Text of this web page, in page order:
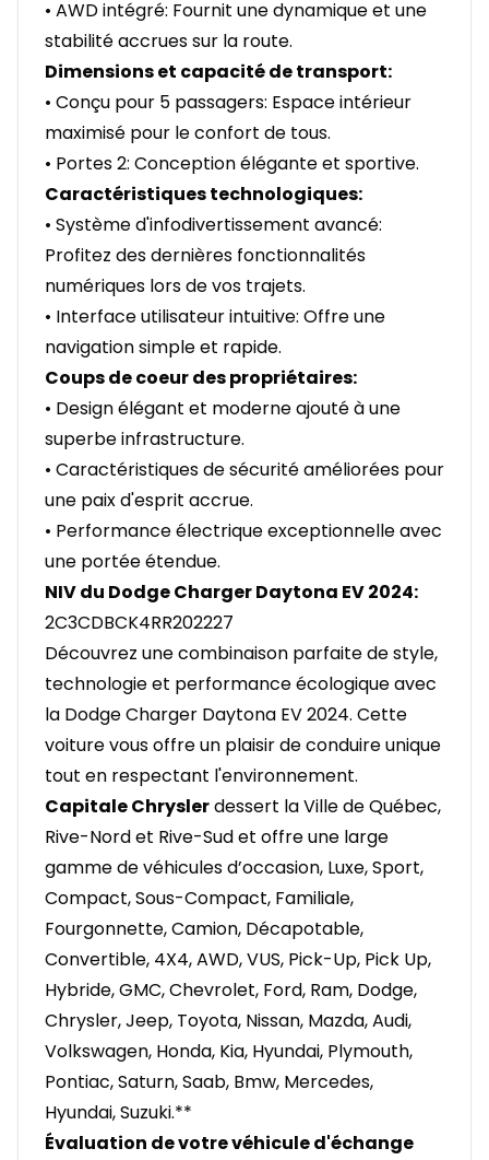
• AWD intégré: Fournit une dynamique et une
stabilité accrues sur la route.
Dimensions et capacité de transport:
• Conçu pour 5 passagers: Espace intérieur
maximisé pour le confort de tous.
• Portes 2: Conception élégante et sportive.
Caractéristiques technologiques:
• Système d'infodivertissement avancé:
Profitez des dernières fonctionnalités
numériques lors de vos trajets.
• Interface utilisateur intuitive: Offre une
navigation simple et rapide.
Coups de coeur des propriétaires:
• Design élégant et moderne ajouté à une
superbe infrastructure.
• Caractéristiques de sécurité améliorées pour
une paix d'esprit accrue.
• Performance électrique exceptionnelle avec
une portée étendue.
NIV du Dodge Charger Daytona EV 2024:
2C3CDBCK4RR202227
Découvrez une combinaison parfaite de style,
technologie et performance écologique avec
la Dodge Charger Daytona EV 2024. Cette
voiture vous offre un plaisir de conduire unique
tout en respectant l'environnement.
Capitale Chryslerdessert la Ville de Québec,
Rive-Nord et Rive-Sud et offre une large
gamme de véhicules d’occasion, Luxe, Sport,
Compact, Sous-Compact, Familiale,
Fourgonnette, Camion, Décapotable,
Convertible, 4X4, AWD, VUS, Pick-Up, Pick Up,
Hybride, GMC, Chevrolet, Ford, Ram, Dodge,
Chrysler, Jeep, Toyota, Nissan, Mazda, Audi,
Volkswagen, Honda, Kia, Hyundai, Plymouth,
Pontiac, Saturn, Saab, Bmw, Mercedes,
Hyundai, Suzuki.**
Évaluation de votre véhicule d'échange